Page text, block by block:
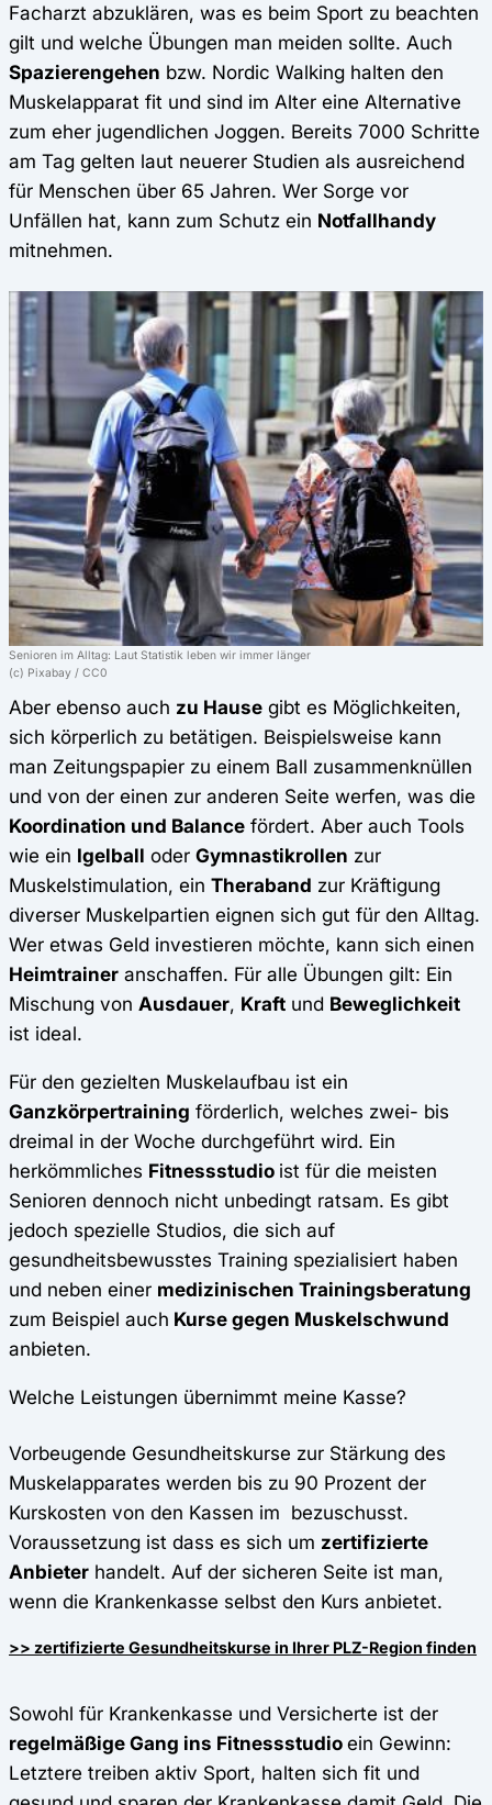
Facharzt abzuklären, was es beim Sport zu beachten
gilt und welche Übungen man meiden sollte. Auch
Spazierengehen bzw. Nordic Walking halten den
Muskelapparat fit und sind im Alter eine Alternative
zum eher jugendlichen Joggen. Bereits 7000 Schritte
am Tag gelten laut neuerer Studien als ausreichend
für Menschen über 65 Jahren. Wer Sorge vor
Unfällen hat, kann zum Schutz ein Notfallhandy
mitnehmen.
Senioren im Alltag: Laut Statistik leben wir immer länger
(c) Pixabay / CC0
Aber ebenso auch zu Hause gibt es Möglichkeiten,
sich körperlich zu betätigen. Beispielsweise kann
man Zeitungspapier zu einem Ball zusammenknüllen
und von der einen zur anderen Seite werfen, was die
Koordination und Balance fördert. Aber auch Tools
wie ein Igelball oder Gymnastikrollen zur
Muskelstimulation, ein Theraband zur Kräftigung
diverser Muskelpartien eignen sich gut für den Alltag.
Wer etwas Geld investieren möchte, kann sich einen
Heimtrainer anschaffen. Für alle Übungen gilt: Ein
Mischung von Ausdauer, Kraft und Beweglichkeit
ist ideal.
Für den gezielten Muskelaufbau ist ein
Ganzkörpertraining förderlich, welches zwei- bis
dreimal in der Woche durchgeführt wird. Ein
herkömmliches Fitnessstudio ist für die meisten
Senioren dennoch nicht unbedingt ratsam. Es gibt
jedoch spezielle Studios, die sich auf
gesundheitsbewusstes Training spezialisiert haben
und neben einer medizinischen Trainingsberatung
zum Beispiel auch Kurse gegen Muskelschwund
anbieten.
Welche Leistungen übernimmt meine Kasse?
Vorbeugende Gesundheitskurse zur Stärkung des
Muskelapparates werden bis zu 90 Prozent der
Kurskosten von den Kassen im bezuschusst.
Voraussetzung ist dass es sich um zertifizierte
Anbieter handelt. Auf der sicheren Seite ist man,
wenn die Krankenkasse selbst den Kurs anbietet.
>> zertifizierte Gesundheitskurse in Ihrer PLZ-Region finden
Sowohl für Krankenkasse und Versicherte ist der
regelmäßige Gang ins Fitnessstudioein Gewinn:
Letztere treiben aktiv Sport, halten sich fit und